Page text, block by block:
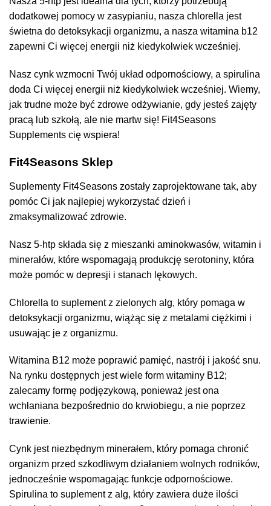
dodatkowej pomocy w zasypianiu, nasza chlorella jest
świetna do detoksykacji organizmu, a nasza witamina b12
zapewni Ci więcej energii niż kiedykolwiek wcześniej.
Nasz cynk wzmocni Twój układ odpornościowy, a spirulina
doda Ci więcej energii niż kiedykolwiek wcześniej. Wiemy,
jak trudne może być zdrowe odżywianie, gdy jesteś zajęty
pracą lub szkołą, ale nie martw się! Fit4Seasons
Supplements cię wspiera!
Fit4Seasons Sklep
Suplementy Fit4Seasons zostały zaprojektowane tak, aby
pomóc Ci jak najlepiej wykorzystać dzień i
zmaksymalizować zdrowie.
Nasz 5-htp składa się z mieszanki aminokwasów, witamin i
minerałów, które wspomagają produkcję serotoniny, która
może pomóc w depresji i stanach lękowych.
Chlorella to suplement z zielonych alg, który pomaga w
detoksykacji organizmu, wiążąc się z metalami ciężkimi i
usuwając je z organizmu.
Witamina B12 może poprawić pamięć, nastrój i jakość snu.
Na rynku dostępnych jest wiele form witaminy B12;
zalecamy formę podjęzykową, ponieważ jest ona
wchłaniana bezpośrednio do krwiobiegu, a nie poprzez
trawienie.
Cynk jest niezbędnym minerałem, który pomaga chronić
organizm przed szkodliwym działaniem wolnych rodników,
jednocześnie wspomagając funkcje odpornościowe.
Spirulina to suplement z alg, który zawiera duże ilości